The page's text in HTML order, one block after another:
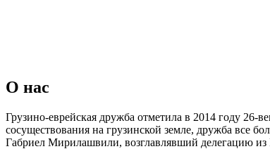
О нас
Грузино-еврейская дружба отметила в 2014 году
сосуществования на грузинской земле, дружба все
Габриел Мирилашвили, возглавлявший делегацию